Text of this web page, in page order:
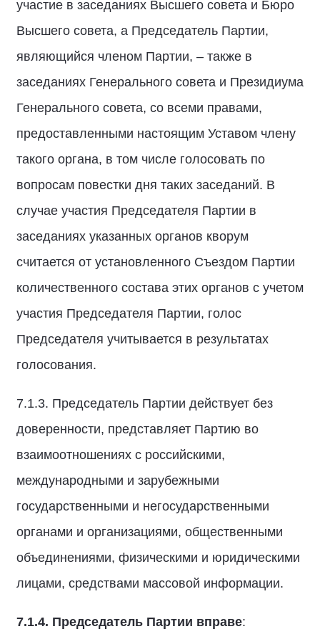
участие в заседаниях Высшего совета и Бюро
Высшего совета, а Председатель Партии,
являющийся членом Партии, – также в
заседаниях Генерального совета и Президиума
Генерального совета, со всеми правами,
предоставленными настоящим Уставом члену
такого органа, в том числе голосовать по
вопросам повестки дня таких заседаний. В
случае участия Председателя Партии в
заседаниях указанных органов кворум
считается от установленного Съездом Партии
количественного состава этих органов с учетом
участия Председателя Партии, голос
Председателя учитывается в результатах
голосования.
7.1.3. Председатель Партии действует без
доверенности, представляет Партию во
взаимоотношениях с российскими,
международными и зарубежными
государственными и негосударственными
органами и организациями, общественными
объединениями, физическими и юридическими
лицами, средствами массовой информации.
7.1.4. Председатель Партии вправе: